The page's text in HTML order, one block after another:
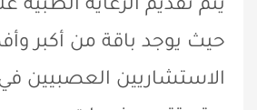
يتم تقديم الرعاية الطبية
حيث يوجد باقة من أكبر
الاستشاريين العصبيين في